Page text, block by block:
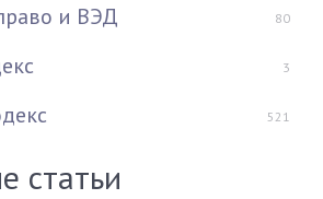
и ВЭД 80
3
521
статьи